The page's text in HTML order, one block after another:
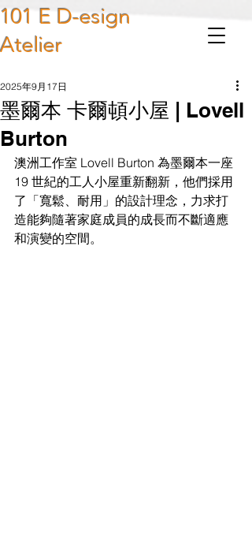
101 E D-esign
Atelier
墨爾本 卡爾頓小屋 | Lovell
Burton
2025年9月17日
澳洲工作室 Lovell Burton 為墨爾本一座
19 世紀的工人小屋重新翻新，他們採用
了「寬鬆、耐用」的設計理念，力求打
造能夠隨著家庭成員的成長而不斷適應
和演變的空間。